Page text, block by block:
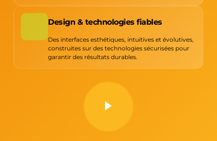
Design & technologies fiables
Des interfaces esthétiques, intuitives et évolutives,
construites sur des technologies sécurisées pour
garantir des résultats durables.